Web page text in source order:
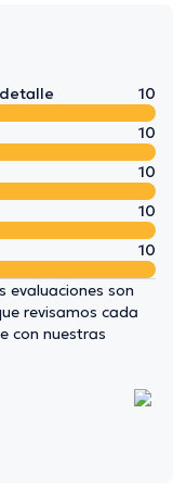
10
10
10
10
10
evaluaciones son
revisamos cada
con nuestras